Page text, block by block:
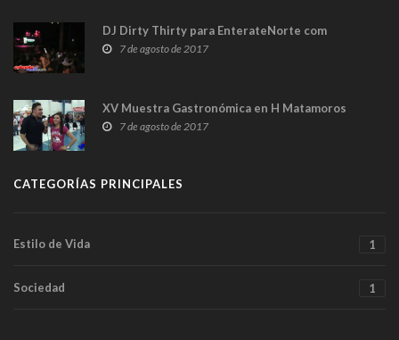
DJ Dirty Thirty para EnterateNorte com
7 de agosto de 2017
XV Muestra Gastronómica en H Matamoros
7 de agosto de 2017
CATEGORÍAS PRINCIPALES
Estilo de Vida 1
Sociedad 1